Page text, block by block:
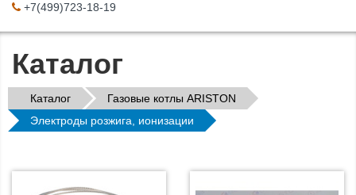
+7(499)723-18-19
Каталог
Каталог
Газовые котлы ARISTON
Электроды розжига, ионизации